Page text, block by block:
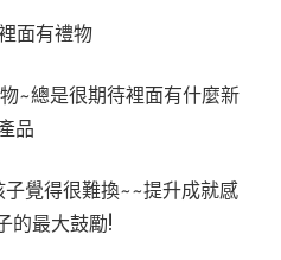
面有禮物
~總是很期待裡面有什麼新
品
覺得很難換~~提升成就感
的最大鼓勵!